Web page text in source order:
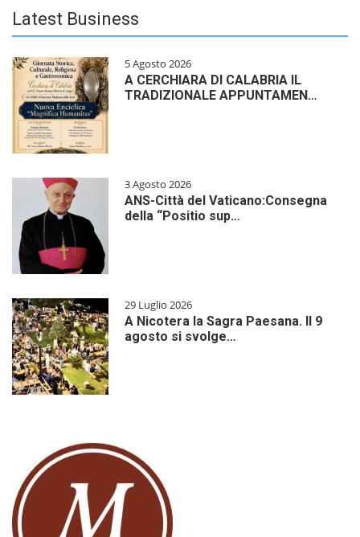
Latest Business
5 Agosto 2026
A CERCHIARA DI CALABRIA IL
TRADIZIONALE APPUNTAMEN…
3 Agosto 2026
ANS-Città del Vaticano:Consegna
della “Positio sup…
29 Luglio 2026
A Nicotera la Sagra Paesana. Il 9
agosto si svolge…